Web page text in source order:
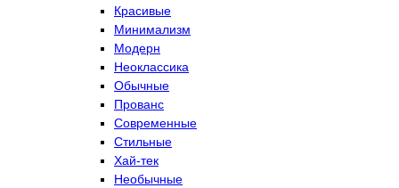
Красивые
Минимализм
Модерн
Неоклассика
Обычные
Прованс
Современные
Стильные
Хай-тек
Необычные